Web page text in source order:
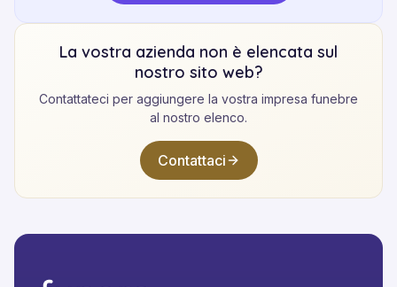
La vostra azienda non è elencata sul
nostro sito web?
Contattateci per aggiungere la vostra impresa funebre
al nostro elenco.
Contattaci